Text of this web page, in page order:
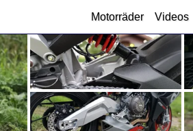
Motorräder Videos